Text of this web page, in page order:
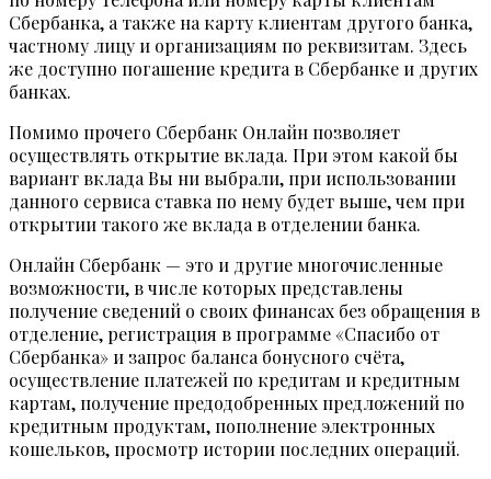
Сбербанка, а также на карту клиентам другого банка,
частному лицу и организациям по реквизитам. Здесь
же доступно погашение кредита в Сбербанке и других
банках.
Помимо прочего Сбербанк Онлайн позволяет
осуществлять открытие вклада. При этом какой бы
вариант вклада Вы ни выбрали, при использовании
данного сервиса ставка по нему будет выше, чем при
открытии такого же вклада в отделении банка.
Онлайн Сбербанк — это и другие многочисленные
возможности, в числе которых представлены
получение сведений о своих финансах без обращения в
отделение, регистрация в программе «Спасибо от
Сбербанка» и запрос баланса бонусного счёта,
осуществление платежей по кредитам и кредитным
картам, получение предодобренных предложений по
кредитным продуктам, пополнение электронных
кошельков, просмотр истории последних операций.